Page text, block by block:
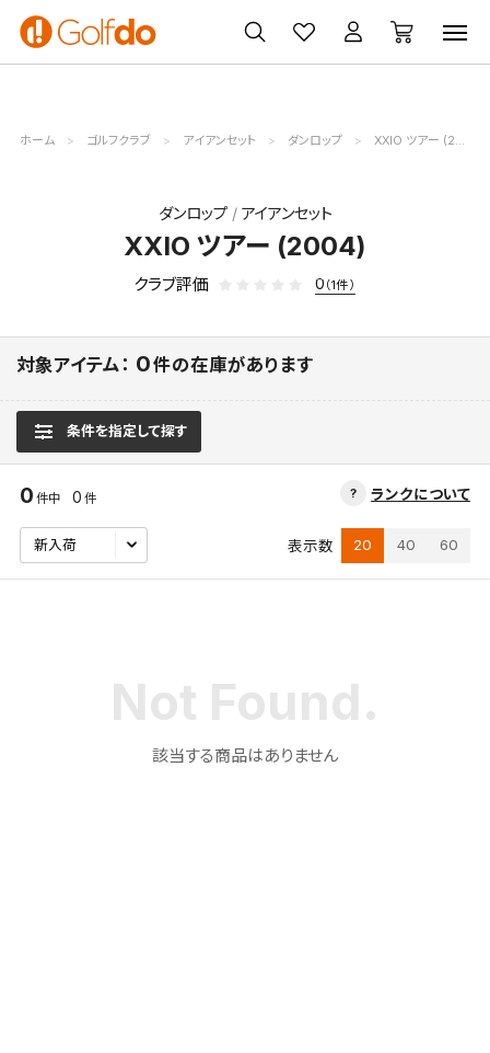
ゴルフ
クラブ
ゴルフ用品
買取
無料査定
クーポン
一覧
ホーム ゴルフクラブ アイアンセット ダンロップ XXIO ツアー (2004)
ダンロップ アイアンセット
XXIO ツアー (2004)
クラブ評価 0（1件）
対象アイテム： 0件の在庫があります
条件を指定して探す
ランクについて
0 件中 0 件
表示数 20 40 60
該当する商品はありません